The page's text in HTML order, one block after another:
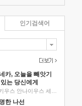
카, 오늘을 빼앗기
는 당신에게
한 나선
인기검색어